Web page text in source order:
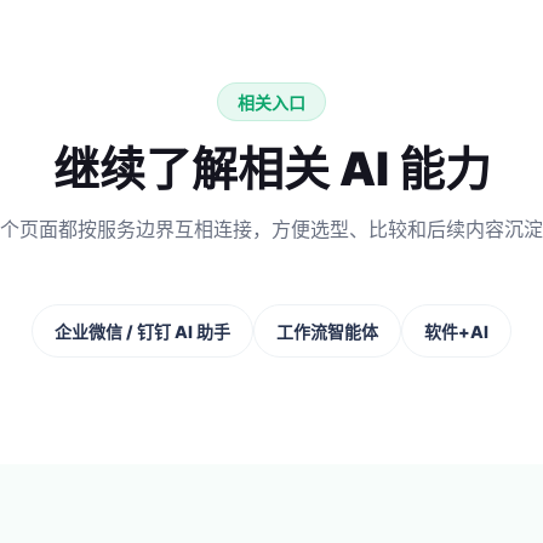
相关入口
继续了解相关 AI 能力
页面都按服务边界互相连接，方便选型、比较和后续内容沉
企业微信 / 钉钉 AI 助手 工作流智能体 软件+AI